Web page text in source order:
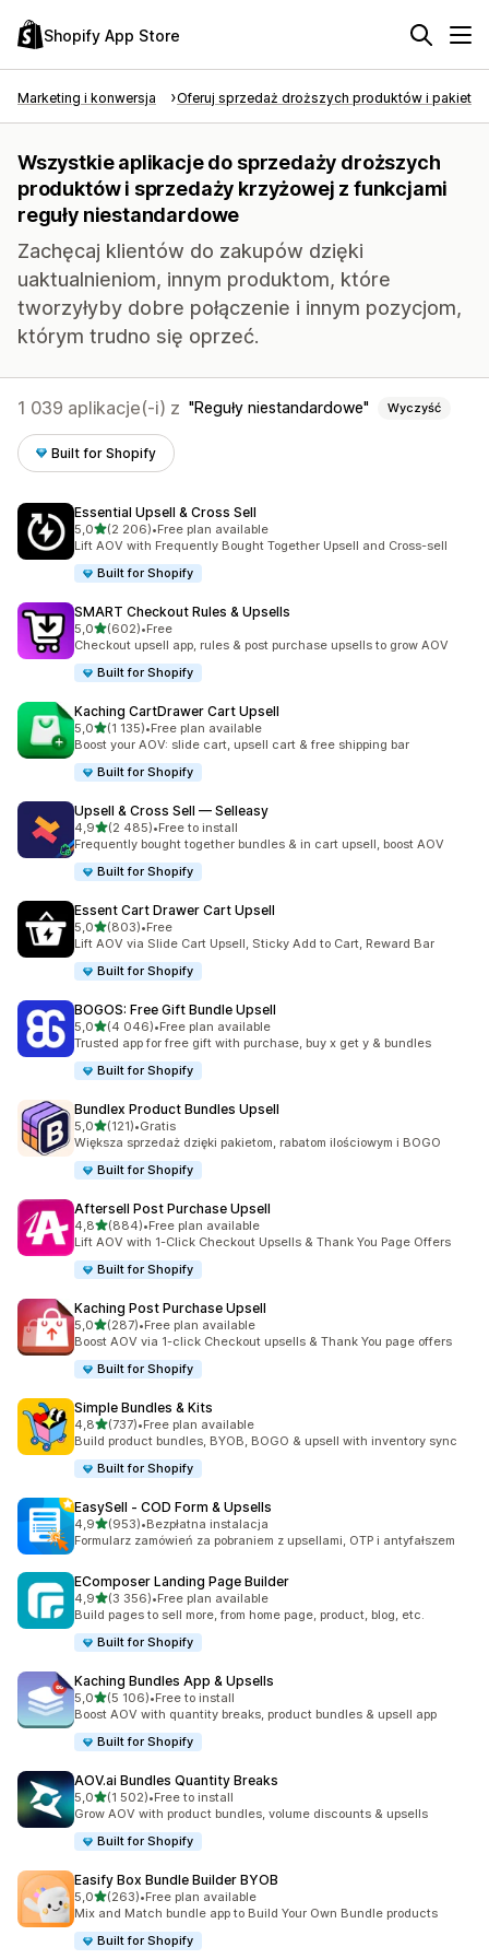
Shopify App Store
Marketing i konwersja Oferuj sprzedaż droższych produktów i
Wszystkie aplikacje do sprzedaży droższych
produktów i sprzedaży krzyżowej z funkcjami
reguły niestandardowe
Zachęcaj klientów do zakupów dzięki
uaktualnieniom, innym produktom, które
tworzyłyby dobre połączenie i innym pozycjom,
którym trudno się oprzeć.
1 039 aplikacje(-i) z Reguły niestandardowe Wyczyść
Built for Shopify
Essential Upsell & Cross Sell
5,0na 5 gwiazdek
(2 206)
Łączna liczba recenzji: 2206
•Free plan available
Lift AOV with Frequently Bought Together Upsell and Cross-sell
Built for Shopify
SMART Checkout Rules & Upsells
5,0na 5 gwiazdek
(602)
Łączna liczba recenzji: 602
•Free
Checkout upsell app, rules & post purchase upsells to grow AOV
Built for Shopify
Kaching CartDrawer Cart Upsell
5,0na 5 gwiazdek
(1 135)
Łączna liczba recenzji: 1135
•Free plan available
Boost your AOV: slide cart, upsell cart & free shipping bar
Built for Shopify
Upsell & Cross Sell — Selleasy
4,9na 5 gwiazdek
(2 485)
Łączna liczba recenzji: 2485
•Free to install
Frequently bought together bundles & in cart upsell, boost AOV
Built for Shopify
Essent Cart Drawer Cart Upsell
5,0na 5 gwiazdek
(803)
Łączna liczba recenzji: 803
•Free
Lift AOV via Slide Cart Upsell, Sticky Add to Cart, Reward Bar
Built for Shopify
BOGOS: Free Gift Bundle Upsell
5,0na 5 gwiazdek
(4 046)
Łączna liczba recenzji: 4046
•Free plan available
Trusted app for free gift with purchase, buy x get y & bundles
Built for Shopify
Bundlex Product Bundles Upsell
5,0na 5 gwiazdek
(121)
Łączna liczba recenzji: 121
•Gratis
Większa sprzedaż dzięki pakietom, rabatom ilościowym i BOGO
Built for Shopify
Aftersell Post Purchase Upsell
4,8na 5 gwiazdek
(884)
Łączna liczba recenzji: 884
•Free plan available
Lift AOV with 1-Click Checkout Upsells & Thank You Page Offers
Built for Shopify
Kaching Post Purchase Upsell
5,0na 5 gwiazdek
(287)
Łączna liczba recenzji: 287
•Free plan available
Boost AOV via 1-click Checkout upsells & Thank You page offers
Built for Shopify
Simple Bundles & Kits
4,8na 5 gwiazdek
(737)
Łączna liczba recenzji: 737
•Free plan available
Build product bundles, BYOB, BOGO & upsell with inventory sync
Built for Shopify
EasySell ‑ COD Form & Upsells
4,9na 5 gwiazdek
(953)
Łączna liczba recenzji: 953
•Bezpłatna instalacja
Formularz zamówień za pobraniem z upsellami, OTP i antyfałszem
EComposer Landing Page Builder
4,9na 5 gwiazdek
(3 356)
Łączna liczba recenzji: 3356
•Free plan available
Build pages to sell more, from home page, product, blog, etc.
Built for Shopify
Kaching Bundles App & Upsells
5,0na 5 gwiazdek
(5 106)
Łączna liczba recenzji: 5106
•Free to install
Boost AOV with quantity breaks, product bundles & upsell app
Built for Shopify
AOV.ai Bundles Quantity Breaks
5,0na 5 gwiazdek
(1 502)
Łączna liczba recenzji: 1502
•Free to install
Grow AOV with product bundles, volume discounts & upsells
Built for Shopify
Easify Box Bundle Builder BYOB
5,0na 5 gwiazdek
(263)
Łączna liczba recenzji: 263
•Free plan available
Mix and Match bundle app to Build Your Own Bundle products
Built for Shopify